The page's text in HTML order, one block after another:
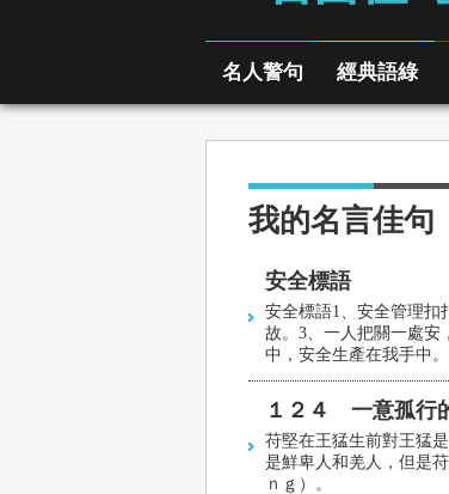
名人警句 經典語綠
我的名言佳句
安全標語
安全標語1、安全管理扣
故。3、一人把關一處安
中，安全生產在我手中
１２４ 一意孤行
苻堅在王猛生前對王猛
是鮮卑人和羌人，但是
ｎｇ）。